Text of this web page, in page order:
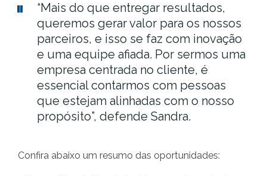
“Mais do que entregar resultados,
queremos gerar valor para os nossos
parceiros, e isso se faz com inovação
e uma equipe afiada. Por sermos uma
empresa centrada no cliente, é
essencial contarmos com pessoas
que estejam alinhadas com o nosso
propósito”, defende Sandra.
Confira abaixo um resumo das oportunidades: